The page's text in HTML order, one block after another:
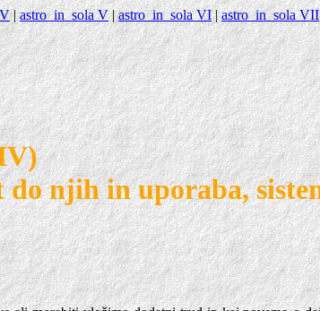
|astro_in_sola V|astro_in_sola VI|astro_in_sola VII
njih in uporaba,